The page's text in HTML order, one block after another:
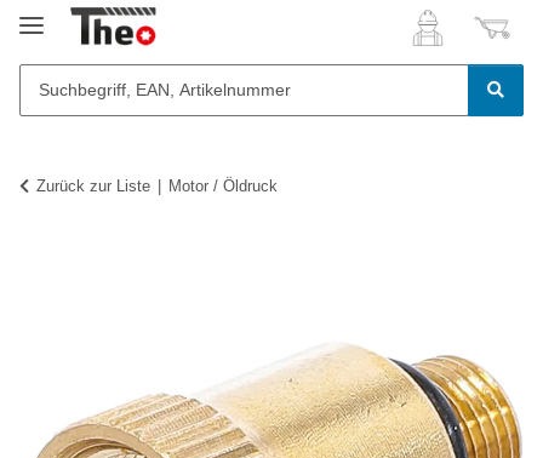
Zurück zur Liste Motor / Öldruck